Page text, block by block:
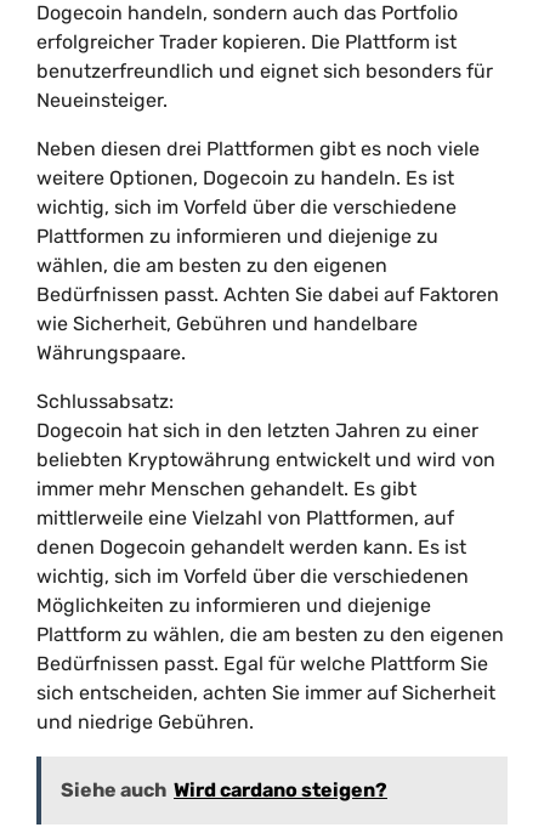
Dogecoin handeln, sondern auch das Portfolio
erfolgreicher Trader kopieren. Die Plattform ist
benutzerfreundlich und eignet sich besonders für
Neueinsteiger.
Neben diesen drei Plattformen gibt es noch viele
weitere Optionen, Dogecoin zu handeln. Es ist
wichtig, sich im Vorfeld über die verschiedene
Plattformen zu informieren und diejenige zu
wählen, die am besten zu den eigenen
Bedürfnissen passt. Achten Sie dabei auf Faktoren
wie Sicherheit, Gebühren und handelbare
Währungspaare.
Schlussabsatz:
Dogecoin hat sich in den letzten Jahren zu einer
beliebten Kryptowährung entwickelt und wird von
immer mehr Menschen gehandelt. Es gibt
mittlerweile eine Vielzahl von Plattformen, auf
denen Dogecoin gehandelt werden kann. Es ist
wichtig, sich im Vorfeld über die verschiedenen
Möglichkeiten zu informieren und diejenige
Plattform zu wählen, die am besten zu den eigenen
Bedürfnissen passt. Egal für welche Plattform Sie
sich entscheiden, achten Sie immer auf Sicherheit
und niedrige Gebühren.
Siehe auch Wird cardano steigen?